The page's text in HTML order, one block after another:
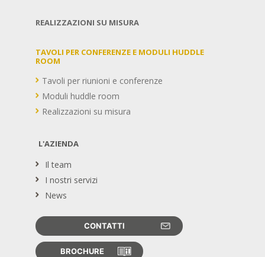
REALIZZAZIONI SU MISURA
TAVOLI PER CONFERENZE E MODULI HUDDLE
ROOM
Tavoli per riunioni e conferenze
Moduli huddle room
Realizzazioni su misura
L'AZIENDA
Il team
I nostri servizi
News
CONTATTI
BROCHURE